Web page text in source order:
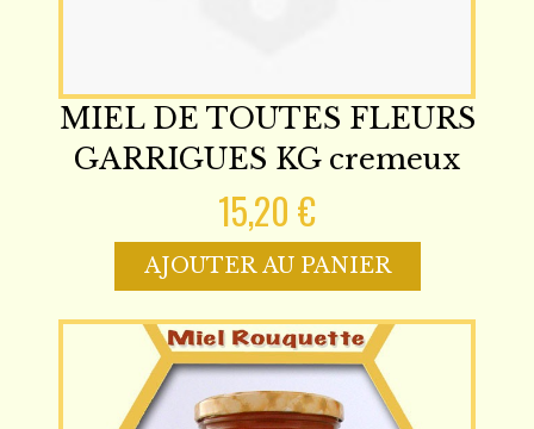
MIEL DE TOUTES FLEURS
GARRIGUES KG cremeux
15,20 €
AJOUTER AU PANIER